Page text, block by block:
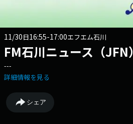
11/30日16:55-17:00エフエム石川
FM石川ニュース（JFN）
---
詳細情報を見る
シェア